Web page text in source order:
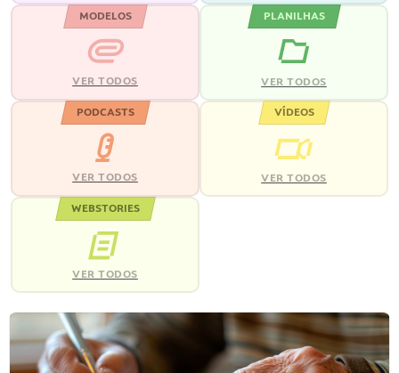
MODELOS
VER TODOS
PLANILHAS
VER TODOS
PODCASTS
VER TODOS
VÍDEOS
VER TODOS
WEBSTORIES
VER TODOS